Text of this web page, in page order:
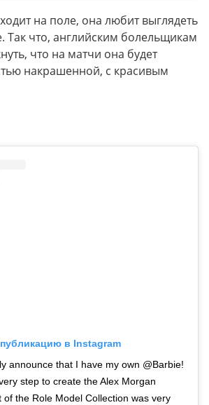
на поле, она любит выглядеть
Так что, английским болельщикам
что на матчи она будет
накрашенной, с красивым
в Instagram
announce that I have my own @Barbie!
step to create the Alex Morgan
of the Role Model Collection was very